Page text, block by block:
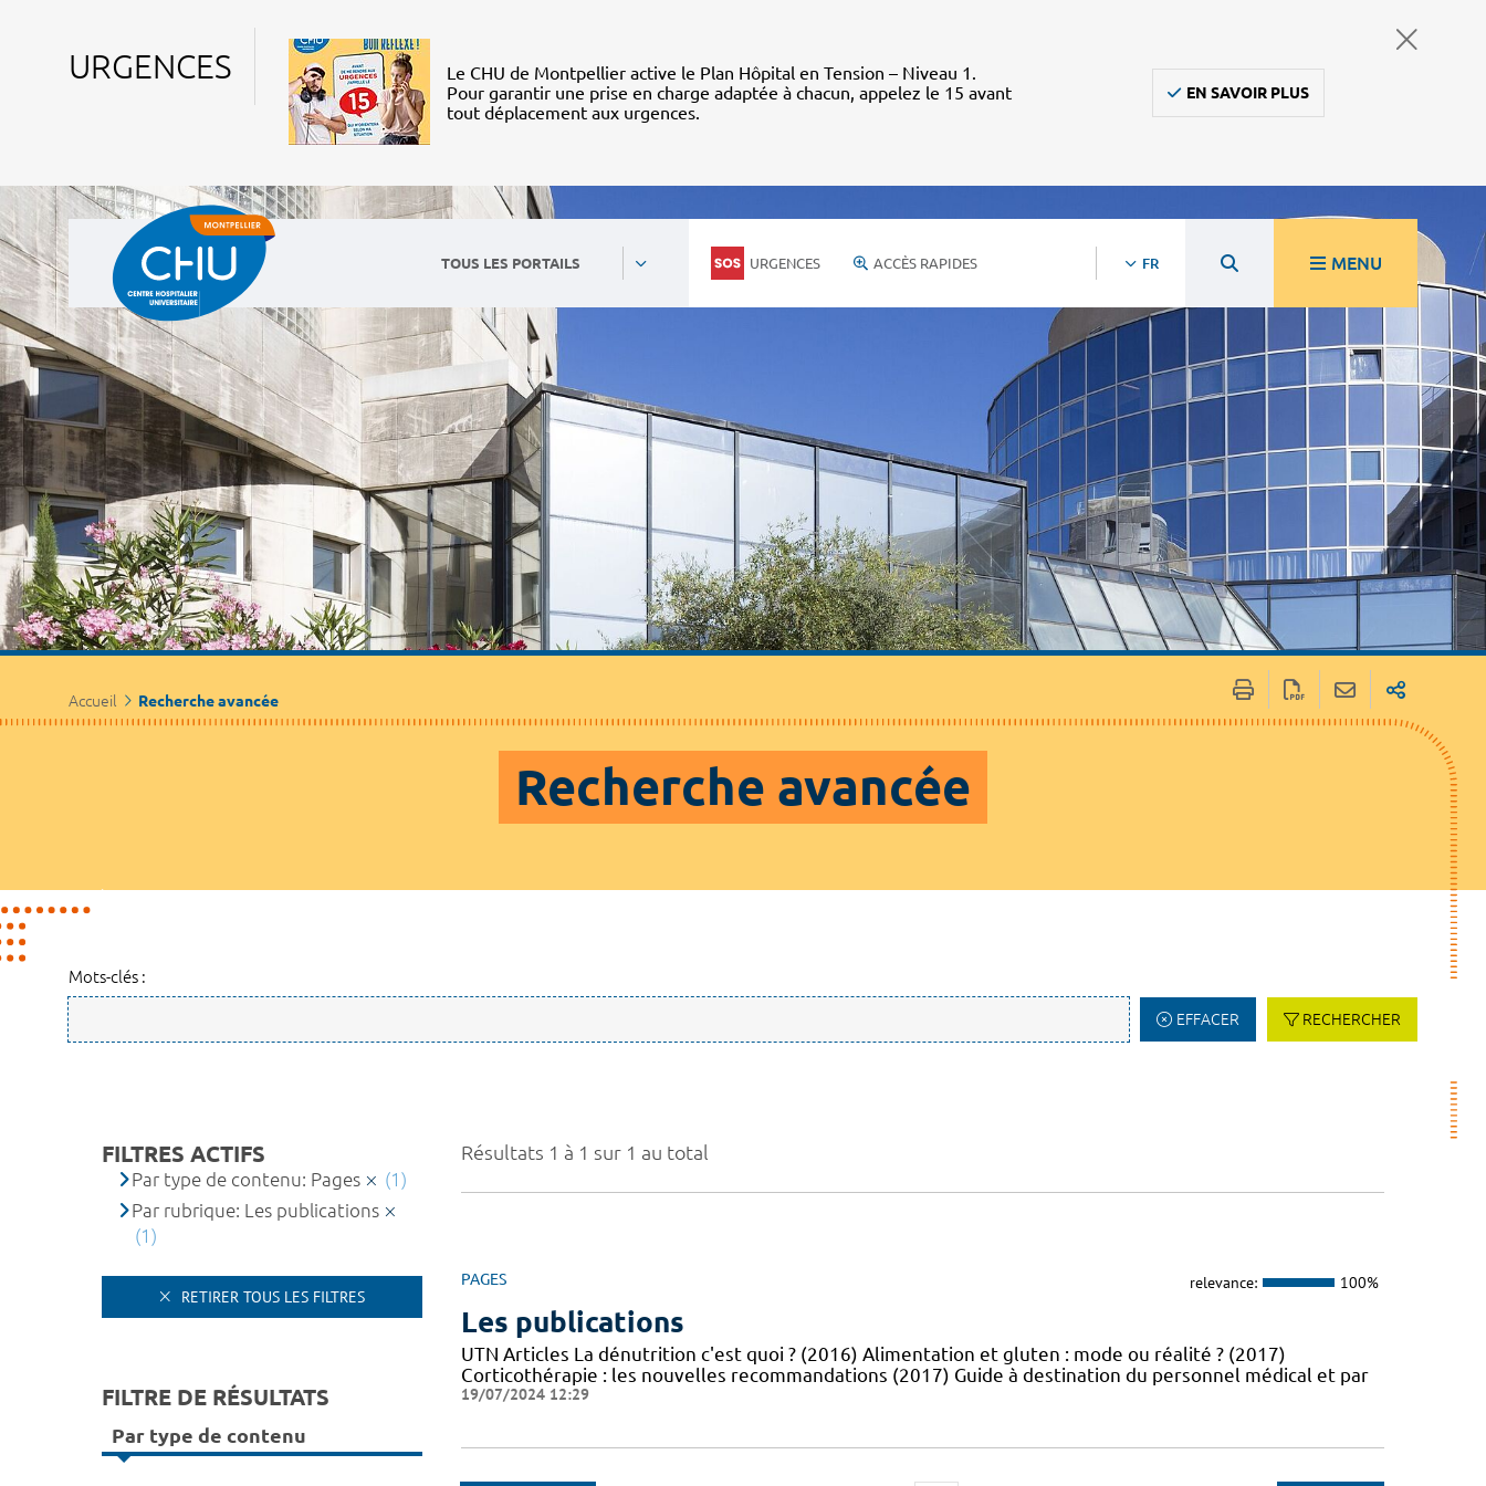
URGENCES
Le CHU de Montpellier active le Plan Hôpital en Tension – Niveau 1.
Pour garantir une prise en charge adaptée à chacun, appelez le 15 avant
tout déplacement aux urgences.
EN SAVOIR PLUS
TOUS LES PORTAILS URGENCES ACCÈS RAPIDES FR MENU
Accueil Recherche avancée
Recherche avancée
Mots-clés :
EFFACER RECHERCHER
Résultats 1 à 1 sur 1 au total
PAGES relevance: 100%
Les publications
UTN Articles La dénutrition c'est quoi ? (2016) Alimentation et gluten : mode ou réalité ? (2017)
Corticothérapie : les nouvelles recommandations (2017) Guide à destination du personnel médical et par
19/07/2024 12:29
FILTRES ACTIFS
Par type de contenu: Pages
(1)
Par rubrique: Les publications
(1)
RETIRER TOUS LES FILTRES
FILTRE DE RÉSULTATS
Par type de contenu